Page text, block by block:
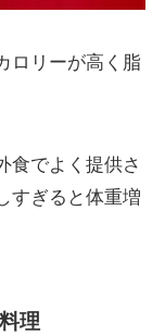
ロリーが高く脂
食でよく提供さ
すぎると体重増
理